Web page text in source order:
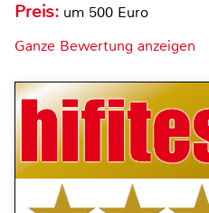
Preis: um 500 Euro
Ganze Bewertung anzeigen